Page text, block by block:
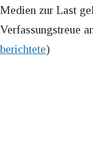
Medien zur Last
Verfassungstreue
berichtete)